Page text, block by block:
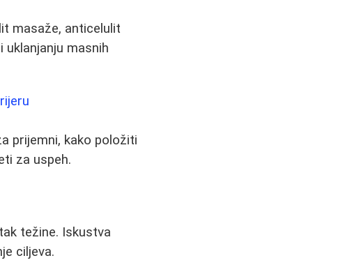
masaže, anticelulit
masnih
prijemni, kako položiti
za uspeh.
težine. Iskustva
ciljeva.